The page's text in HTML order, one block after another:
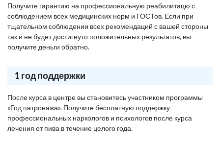
Получите гарантию на профессиональную реабилитацю с
соблюдением всех медицинских норм и ГОСТов. Если при
тщательном соблюдении всех рекомендаций с вашей стороны
так и не будет достигнуто положительных результатов, вы
получите деньги обратно.
1 год поддержки
После курса в центре вы становитесь участником программы
«Год патронажа». Получите бесплатную поддержку
профессиональных наркологов и психологов после курса
лечения от пива в течение целого года.